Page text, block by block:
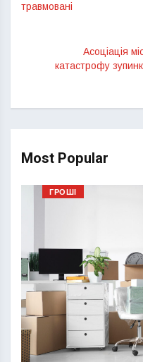
травмовані
Асоціація
катастрофу
Most Popular
ГРОШІ